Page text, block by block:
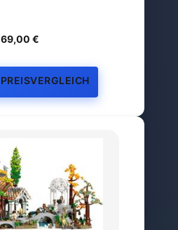
69,00 €